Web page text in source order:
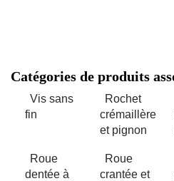
Catégories de produits
Vis sans
fin
Rochet
crémaillère
et pignon
Roue
dentée à
Roue
crantée et